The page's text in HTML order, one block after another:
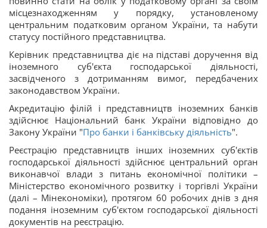
місцезнаходженням у порядку, установленому
центральним податковим органом України, та набути
статусу постійного представництва.
Керівник представництва діє на підставі доручення від
іноземного суб'єкта господарської діяльності,
засвідченого з дотриманням вимог, передбачених
законодавством України.
Акредитацію філій і представництв іноземних банків
здійснює Національний банк України відповідно до
Закону України "Про банки і банківську діяльність".
Реєстрацію представництв інших іноземних суб'єктів
господарської діяльності здійснює центральний орган
виконавчої влади з питань економічної політики –
Міністерство економічного розвитку і торгівлі України
(далі – Мінекономіки), протягом 60 робочих днів з дня
подання іноземним суб'єктом господарської діяльності
документів на реєстрацію.